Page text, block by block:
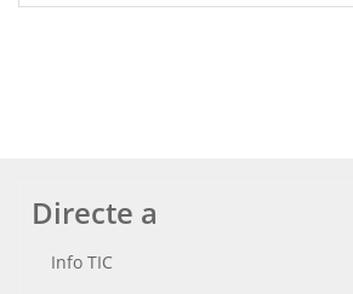
Directe a
Info TIC